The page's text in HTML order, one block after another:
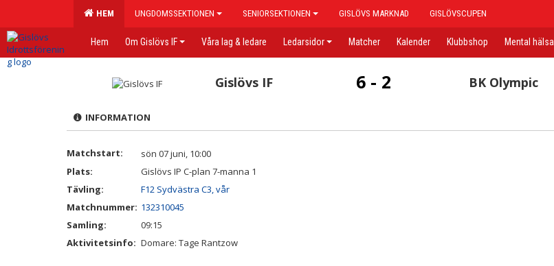
HEM UNGDOMSSEKTIONEN SENIORSEKTIONEN GISLÖVS MARKNAD GISLÖVSCUPEN
Hem Om Gislövs IF Våra lag & ledare Ledarsidor Matcher Kalender Klubbshop Mental hälsa
Gislövs IF 6 - 2 BK Olympic
INFORMATION
Matchstart:
sön 07 juni, 10:00
Plats:
Gislövs IP C-plan 7-manna 1
Tävling:
F12 Sydvästra C3, vår
Matchnummer: 132310045
Samling:
09:15
Aktivitetsinfo: Domare: Tage Rantzow